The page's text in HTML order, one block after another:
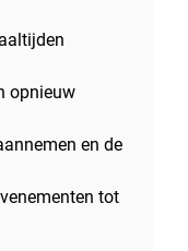
opnieuw
en de
tot